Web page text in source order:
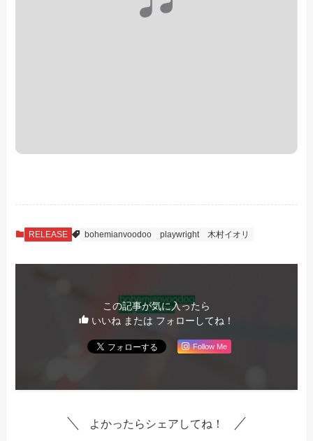
RELEASE bohemianvoodoo playwright 木村イオリ
この記事が気に入ったら
いいね または フォローしてね！
Follow Me
よかったらシェアしてね！